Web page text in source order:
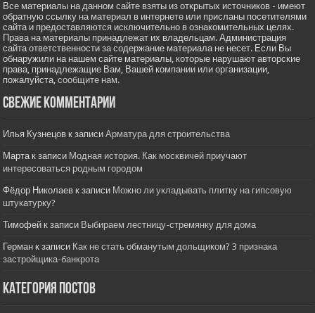
Все материалы на данном сайте взяты из открытых источников - имеют
обратную ссылку на материал в интернете или присланы посетителями
сайта и предоставляются исключительно в ознакомительных целях.
Права на материалы принадлежат их владельцам. Администрация
сайта ответственности за содержание материала не несет. Если Вы
обнаружили на нашем сайте материалы, которые нарушают авторские
права, принадлежащие Вам, Вашей компании или организации,
пожалуйста,сообщите нам.
Свежие комментарии
Илья Кузнецов к записиАрматура для строительства
Мартак записи Модная история. Как москвичей приучают
интересоваться родным городом
Фёдор Николаев к записи Можно ли укладывать плитку на гипсовую
штукатурку?
Тимофей к записи Выбираем лестницу-стремянку для дома
Герман к записи Как не стать обманутым дольщиком? 3 признака
застройщика-банкрота
Категория постов